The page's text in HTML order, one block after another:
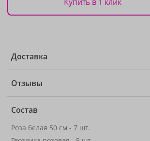
Доставка
Отзывы
Состав
Роза белая 50 см - 7 шт.